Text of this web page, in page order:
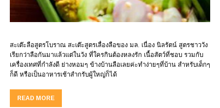
สะเต๊ะลือสูตรโบราณ สะเต๊ะสูตรเลื่องลือของ มล. เนื่อง นิลรัตน์ สูตรชาววัง
เรียกว่าลือกันมาแล้วแต่ในวัง ที่ใครกินต้องหลงรัก เนื้อสัตว์ที่ชอบ รวมกับ
เครื่องเทศที่กำลังดี ย่างหอมๆ ข้างบ้านลือเลยค่ะทำง่ายๆที่บ้าน สำหรับเด็กๆ
ก็ดี หรือเป็นอาหารเช้าสำกรับผู้ใหญ่ก็ได้
READ MORE